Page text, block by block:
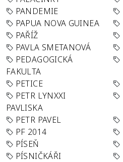
PANDEMIE
PAPUA NOVA GUINEA
PAŘÍŽ
PAVLA SMETANOVÁ
PEDAGOGICKÁ
FAKULTA
PETICE
PETR LYNXXI
PAVLISKA
PETR PAVEL
PF 2014
PÍSEŇ
PÍSNIČKÁŘI